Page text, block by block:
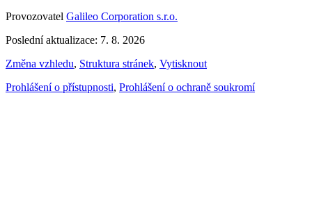
Provozovatel Galileo Corporation s.r.o.
Poslední aktualizace: 7. 8. 2026
Změna vzhledu, Struktura stránek, Vytisknout
Prohlášení o přístupnosti, Prohlášení o ochraně soukromí